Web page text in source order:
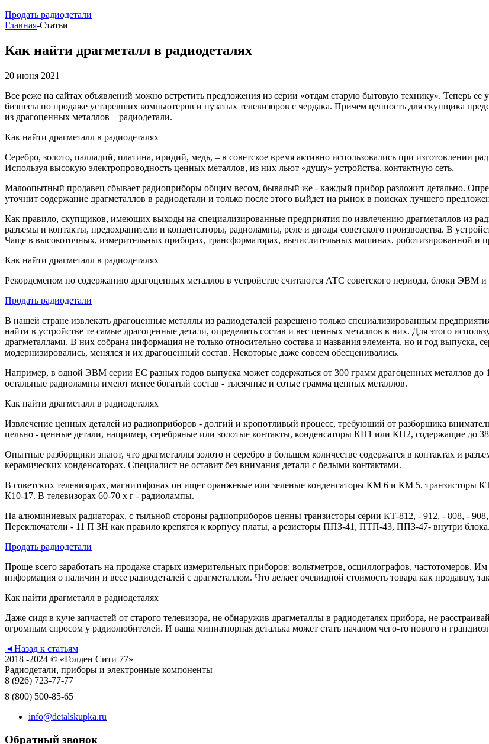
Продать радиодетали
Главная-Статьи
Как найти драгметалл в радиодеталях
20 июня 2021
Все реже на сайтах объявлений можно встретить предложения из серии «отдам старую бытовую технику». Теперь
бизнесы по продаже устаревших компьютеров и пузатых телевизоров с чердака. Причем ценность для скупщика
из драгоценных металлов – радиодетали.
Как найти драгметалл в радиодеталях
Серебро, золото, палладий, платина, иридий, медь, – в советское время активно использовались при изготовлении
Используя высокую электропроводность ценных металлов, из них льют «душу» устройства, контактную сеть.
Малоопытный продавец сбывает радиоприборы общим весом, бывалый же - каждый прибор разложит детально.
уточнит содержание драгметаллов в радиодетали и только после этого выйдет на рынок в поисках лучшего
Как правило, скупщиков, имеющих выходы на специализированные предприятия по извлечению драгметаллов из
разъемы и контакты, предохранители и конденсаторы, радиолампы, реле и диоды советского производства. В
Чаще в высокоточных, измерительных приборах, трансформаторах, вычислительных машинах, роботизированной и
Как найти драгметалл в радиодеталях
Рекордсменом по содержанию драгоценных металлов в устройстве считаются АТС советского периода, блоки ЭВМ и
Продать радиодетали
В нашей стране извлекать драгоценные металлы из радиодеталей разрешено только специализированным
найти в устройстве те самые драгоценные детали, определить состав и вес ценных металлов в них. Для этого
драгметаллами. В них собрана информация не только относительно состава и названия элемента, но и год выпуска,
модернизировались, менялся и их драгоценный состав. Некоторые даже совсем обесценивались.
Например, в одной ЭВМ серии ЕС разных годов выпуска может содержаться от 300 грамм драгоценных металлов
остальные радиолампы имеют менее богатый состав - тысячные и сотые грамма ценных металлов.
Как найти драгметалл в радиодеталях
Извлечение ценных деталей из радиоприборов - долгий и кропотливый процесс, требующий от разборщика
цельно - ценные детали, например, серебряные или золотые контакты, конденсаторы КП1 или КП2, содержащие до 38
Опытные разборщики знают, что драгметаллы золото и серебро в большем количестве содержатся в контактах и
керамических конденсаторах. Специалист не оставит без внимания детали с белыми контактами.
В советских телевизорах, магнитофонах он ищет оранжевые или зеленые конденсаторы КМ 6 и КМ 5, транзисторы
К10-17. В телевизорах 60-70 х г - радиолампы.
На алюминиевых радиаторах, с тыльной стороны радиоприборов ценны транзисторы серии КТ-812, - 912, - 808, -
Переключатели - 11 П 3Н как правило крепятся к корпусу платы, а резисторы ППЗ-41, ПТП-43, ППЗ-47- внутри блока.
Продать радиодетали
Проще всего заработать на продаже старых измерительных приборов: вольтметров, осциллографов, частотомеров. Им
информация о наличии и весе радиодеталей с драгметаллом. Что делает очевидной стоимость товара как продавцу,
Как найти драгметалл в радиодеталях
Даже сидя в куче запчастей от старого телевизора, не обнаружив драгметаллы в радиодеталях прибора, не
огромным спросом у радиолюбителей. И ваша миниатюрная деталька может стать началом чего-то нового и
◄Назад к статьям
2018 -2024 © «Голден Сити 77»
Радиодетали, приборы и электронные компоненты
8 (926) 723-77-77
8 (800) 500-85-65
info@detalskupka.ru
Обратный звонок